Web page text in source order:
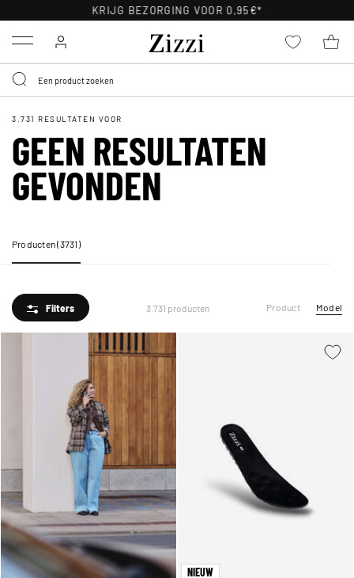
KRIJG BEZORGING VOOR 0,95€*
Menu
3.731 RESULTATEN VOOR
GEEN RESULTATEN
GEVONDEN
Producten (3731)
Filters 3.731 producten Product Model
NIEUW